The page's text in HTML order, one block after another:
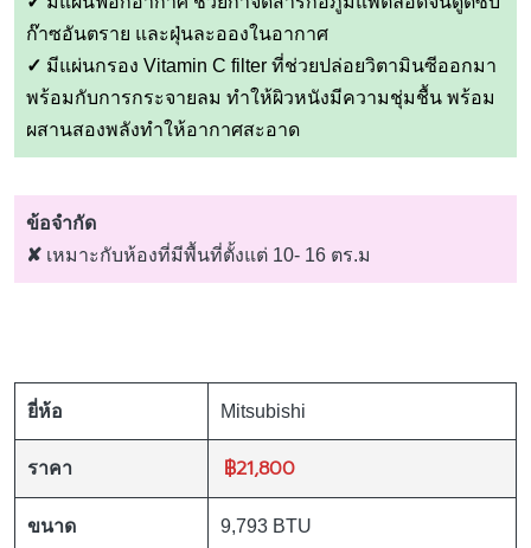
ก๊าซอันตราย และฝุ่นละอองในอากาศ
✓ มีแผ่นกรอง Vitamin C filter ที่ช่วยปล่อยวิตามินซีออกมา
พร้อมกับการกระจายลม ทำให้ผิวหนังมีความชุ่มชื้น พร้อม
ผสานสองพลังทำให้อากาศสะอาด
ข้อจำกัด
✘ เหมาะกับห้องที่มีพื้นที่ตั้งแต่ 10- 16 ตร.ม
ยี่ห้อ Mitsubishi
ราคา ฿21,800
ขนาด 9,793 BTU